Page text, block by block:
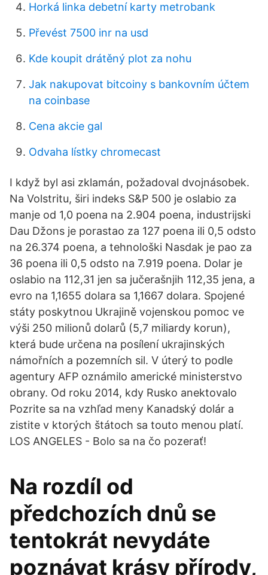
Horká linka debetní karty metrobank
Převést 7500 inr na usd
Kde koupit drátěný plot za nohu
Jak nakupovat bitcoiny s bankovním účtem
na coinbase
Cena akcie gal
Odvaha lístky chromecast
I když byl asi zklamán, požadoval dvojnásobek.
Na Volstritu, širi indeks S&P 500 je oslabio za
manje od 1,0 poena na 2.904 poena, industrijski
Dau Džons je porastao za 127 poena ili 0,5 odsto
na 26.374 poena, a tehnološki Nasdak je pao za
36 poena ili 0,5 odsto na 7.919 poena. Dolar je
oslabio na 112,31 jen sa jučerašnjih 112,35 jena, a
evro na 1,1655 dolara sa 1,1667 dolara. Spojené
státy poskytnou Ukrajině vojenskou pomoc ve
výši 250 milionů dolarů (5,7 miliardy korun),
která bude určena na posílení ukrajinských
námořních a pozemních sil. V úterý to podle
agentury AFP oznámilo americké ministerstvo
obrany. Od roku 2014, kdy Rusko anektovalo
Pozrite sa na vzhľad meny Kanadský dolár a
zistite v ktorých štátoch sa touto menou platí.
LOS ANGELES - Bolo sa na čo pozerať!
Na rozdíl od
předchozích dnů se
tentokrát nevydáte
poznávat krásy přírody,